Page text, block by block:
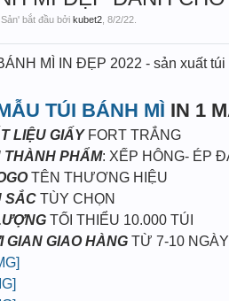
' bắt đầu bởi kubet2 8/2/22
MÌ IN ĐẸP 2022 - sản xuất
TÚI BÁNH MÌ IN 1
LIỆU GIẤYFORT TRẮNG
THÀNH PHẨM: XẾP HÔNG- ÉP
TÊN THƯƠNG HIỆU
SẮC TÙY CHỌN
TỐI THIỂU 10.000 TÚI
GIAN GIAO HÀNG TỪ 7-10 NGÀY